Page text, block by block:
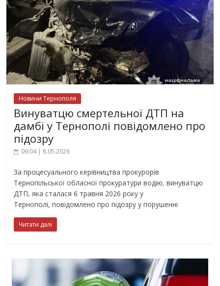
Новини Тернополя
Винуватцю смертельної ДТП на
дамбі у Тернополі повідомлено про
підозру
09:04 | 8.05.2026
За процесуального керівництва прокурорів
Тернопільської обласної прокуратури водію, винуватцю
ДТП, яка сталася 6 травня 2026 року у
Тернополі, повідомлено про підозру у порушенні
Читати далі